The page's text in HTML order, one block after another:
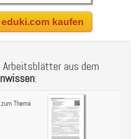
kaufen
aus dem
:
Thema